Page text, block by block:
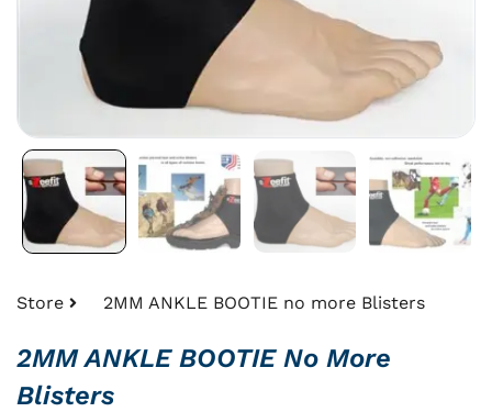
Store 2MM ANKLE BOOTIE no more Blisters
2MM ANKLE BOOTIE No More
Blisters